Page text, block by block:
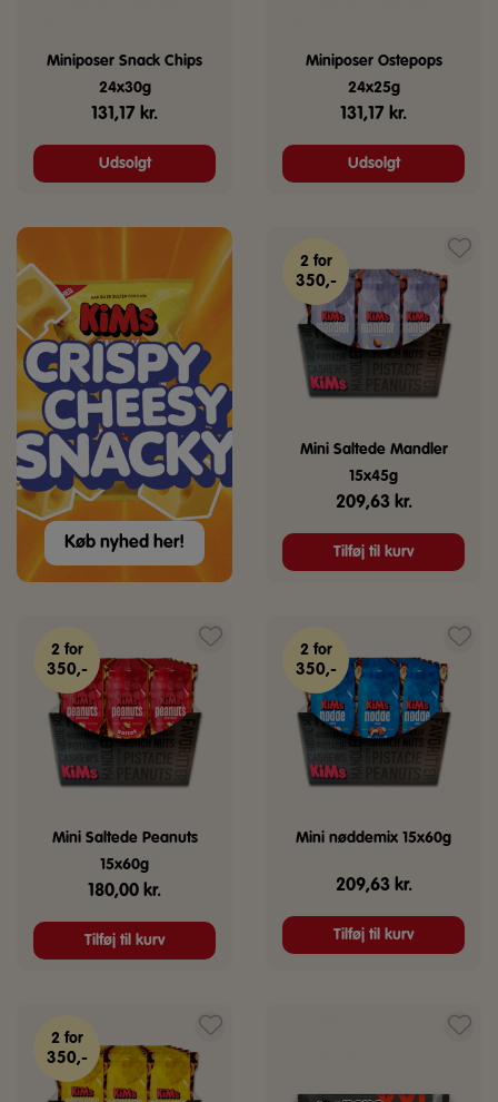
Miniposer Snack Chips
24x30g
131,17 kr.
Udsolgt
Miniposer Ostepops
24x25g
131,17 kr.
Udsolgt
Køb nyhed her!
2 for
350,-
Mini Saltede Mandler
15x45g
209,63 kr.
Tilføj til kurv
2 for
350,-
Mini Saltede Peanuts
15x60g
180,00 kr.
Tilføj til kurv
2 for
350,-
Mini nøddemix 15x60g
209,63 kr.
Tilføj til kurv
2 for
350,-